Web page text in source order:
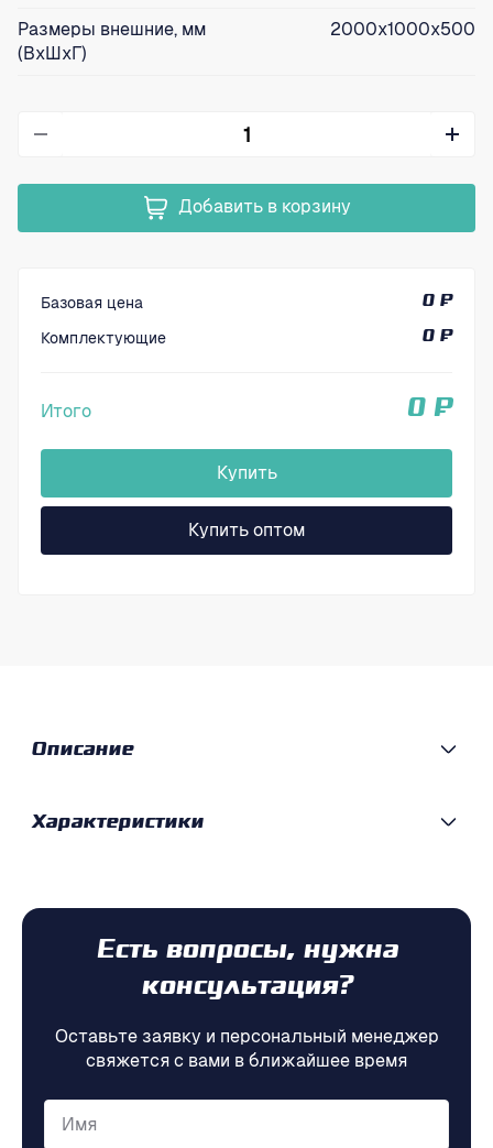
Размеры внешние, мм
(ВхШхГ)
2000х1000х500
Добавить в корзину
Базовая цена
0 ₽
Комплектующие
0 ₽
Итого 0 ₽
Купить
Купить оптом
Описание
Характеристики
Есть вопросы, нужна
консультация?
Оставьте заявку и персональный менеджер
свяжется с вами в ближайшее время
Имя